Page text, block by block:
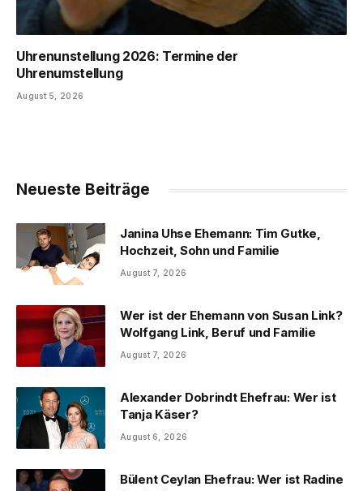
Uhrenunstellung 2026: Termine der
Uhrenumstellung
August 5, 2026
Neueste Beiträge
Janina Uhse Ehemann: Tim Gutke,
Hochzeit, Sohn und Familie
August 7, 2026
Wer ist der Ehemann von Susan Link?
Wolfgang Link, Beruf und Familie
August 7, 2026
Alexander Dobrindt Ehefrau: Wer ist
Tanja Käser?
August 6, 2026
Bülent Ceylan Ehefrau: Wer ist Radine